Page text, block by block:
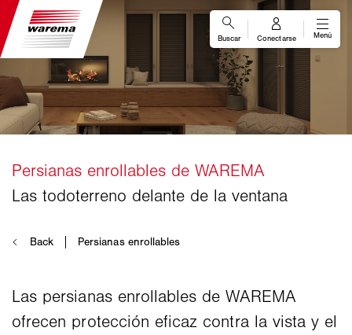
Las persianas enrollables de WAREMA
ofrecen protección eficaz contra la vista y el